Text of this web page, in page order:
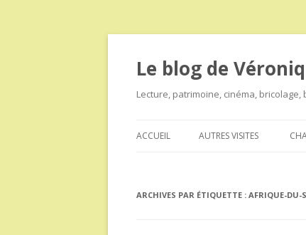
Le blog de
Lecture, patrimoine, cinéma,
ACCUEIL AUTRES VISITES
ARCHIVES PAR ÉTIQUETTE : AFRIQUE-DU-